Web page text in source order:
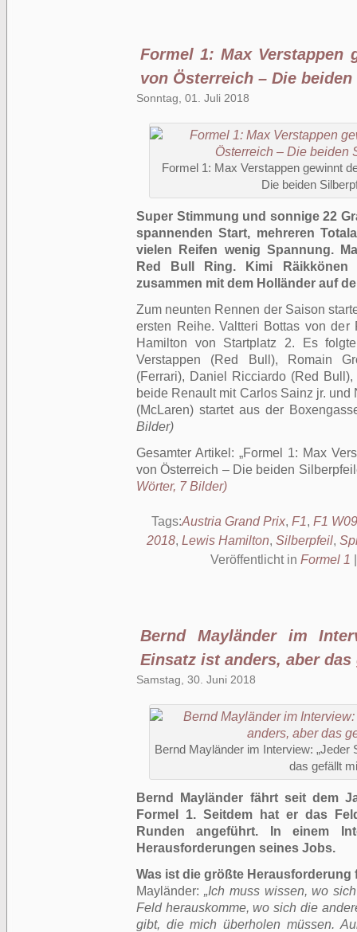
Formel 1: Max Verstappen
von Österreich – Die
Sonntag, 01. Juli 2018
Formel 1: Max Verstappen gewinnt
Die beiden
Super Stimmung und sonnige 22
spannenden Start, mehreren
vielen Reifen wenig Spannung.
Red Bull Ring. Kimi Räikkönen
zusammen mit dem Holländer auf
Zum neunten Rennen der Saison
ersten Reihe. Valtteri Bottas von
Hamilton von Startplatz 2. Es
Verstappen (Red Bull), Romain
(Ferrari), Daniel Ricciardo (Red
beide Renault mit Carlos Sainz jr.
(McLaren) startet aus der
Bilder)
Gesamter Artikel:
Formel 1: Max
von Österreich – Die beiden
Wörter, 7 Bilder)
Tags:Austria Grand Prix, F1, F1
2018, Lewis Hamilton, Silberpfeil,
Veröffentlicht in Formel 1
Bernd Mayländer im
Einsatz ist anders, aber
Samstag, 30. Juni 2018
Bernd Mayländer im Interview:
das gefällt
Bernd Mayländer fährt seit dem
Formel 1. Seitdem hat er das
Runden angeführt. In einem
Herausforderungen seines Jobs.
Was ist die größte
Mayländer: „Ich muss wissen, wo
Feld herauskomme, wo sich die
gibt, die mich überholen müssen.